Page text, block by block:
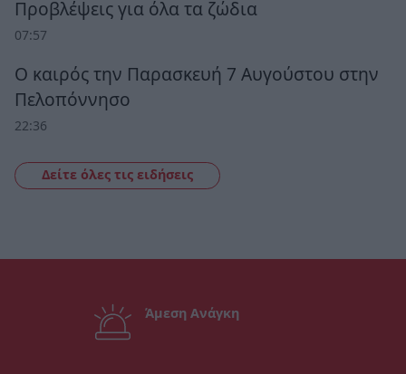
Προβλέψεις για όλα τα ζώδια
07:57
Ο καιρός την Παρασκευή 7 Αυγούστου στην
Πελοπόννησο
22:36
Δείτε όλες τις ειδήσεις
Άμεση Ανάγκη